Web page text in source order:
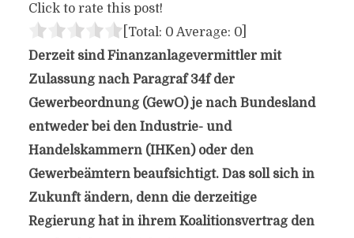
Click to rate this post!
[Total: 0 Average: 0]
Derzeit sind Finanzanlagevermittler mit
Zulassung nach Paragraf 34f der
Gewerbeordnung (GewO) je nach Bundesland
entweder bei den Industrie- und
Handelskammern (IHKen) oder den
Gewerbeämtern beaufsichtigt. Das soll sich in
Zukunft ändern, denn die derzeitige
Regierung hat in ihrem Koalitionsvertrag den